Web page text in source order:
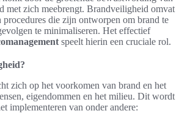
met zich meebrengt. Brandveiligheid omvat
procedures die zijn ontworpen om brand te
te minimaliseren. Het effectief
speelt hierin een cruciale rol.
zich op het voorkomen van brand en het
eigendommen en het milieu. Dit wordt
implementeren van onder andere: